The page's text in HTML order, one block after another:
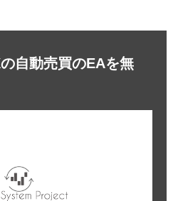
自動売買のEAを無